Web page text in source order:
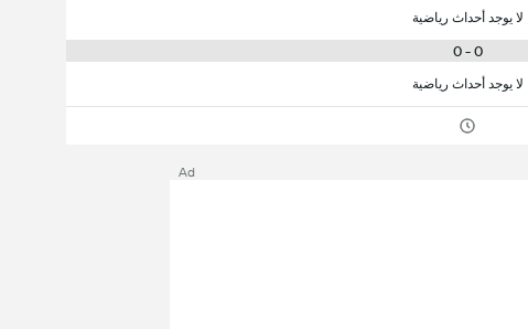
لا يوجد أحداث رياضية
0 - 0
لا يوجد أحداث رياضية
Ad